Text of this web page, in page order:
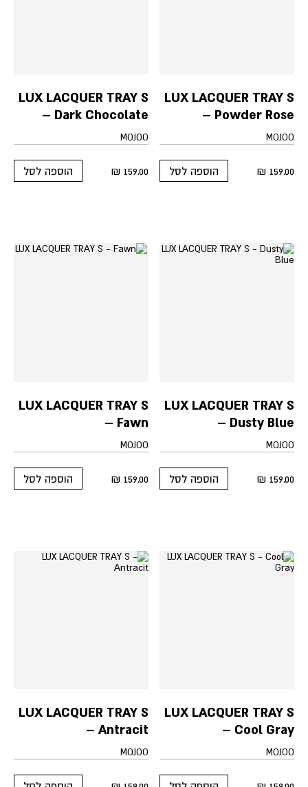
LUX LACQUER TRAY S
– Powder Rose
MOJOO
159.00
₪ הוספה לסל
LUX LACQUER TRAY S
– Dark Chocolate
MOJOO
159.00
₪ הוספה לסל
LUX LACQUER TRAY S
– Dusty Blue
MOJOO
159.00
₪ הוספה לסל
LUX LACQUER TRAY S
– Fawn
MOJOO
159.00
₪ הוספה לסל
LUX LACQUER TRAY S
– Cool Gray
MOJOO
LUX LACQUER TRAY S
– Antracit
MOJOO